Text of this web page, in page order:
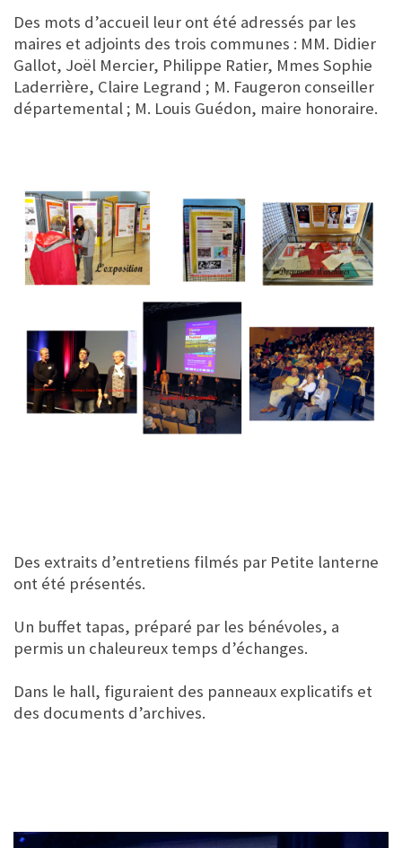
Des mots d’accueil leur ont été adressés par les
maires et adjoints des trois communes : MM. Didier
Gallot, Joël Mercier, Philippe Ratier, Mmes Sophie
Laderrière, Claire Legrand ; M. Faugeron conseiller
départemental ; M. Louis Guédon, maire honoraire.
Des extraits d’entretiens filmés par Petite lanterne
ont été présentés.
Un buffet tapas, préparé par les bénévoles, a
permis un chaleureux temps d’échanges.
Dans le hall, figuraient des panneaux explicatifs et
des documents d’archives.